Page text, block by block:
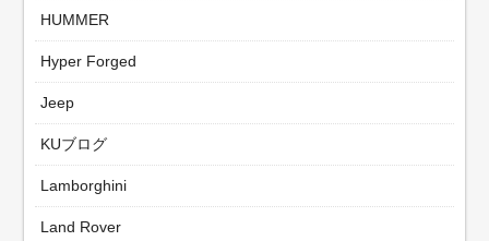
HUMMER
Hyper Forged
Jeep
KUブログ
Lamborghini
Land Rover